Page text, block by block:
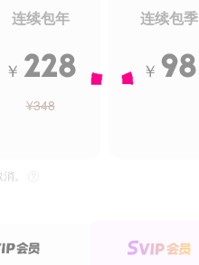
连续包年
￥ 228
¥348
连续包季
￥ 98
。